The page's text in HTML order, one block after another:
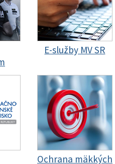
E-služby MV SR
Ochrana mäkkých